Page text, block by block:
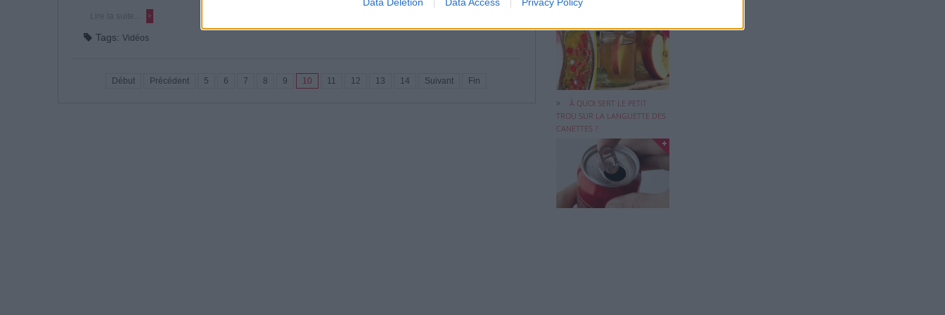
Tags: Vidéos
Début Précédent 5 6 7 8 9 10 11 12 13 14 Suivant Fin
RAPIDEMENT ?
À QUOI SERT LE PETIT
TROU SUR LA LANGUETTE DES
CANETTES ?
Le petit trou au bout
de la languette ...